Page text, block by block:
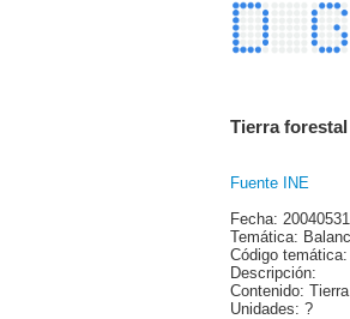
Tierra
Fuente INE
Fecha:
Temática:
Código temática:
Descripción:
Contenido:
Unidades: ?